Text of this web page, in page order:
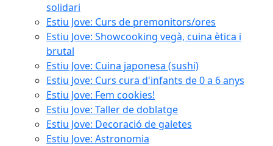
solidari
Estiu Jove: Curs de premonitors/ores
Estiu Jove: Showcooking vegà, cuina ètica i
brutal
Estiu Jove: Cuina japonesa (sushi)
Estiu Jove: Curs cura d'infants de 0 a 6 anys
Estiu Jove: Fem cookies!
Estiu Jove: Taller de doblatge
Estiu Jove: Decoració de galetes
Estiu Jove: Astronomia